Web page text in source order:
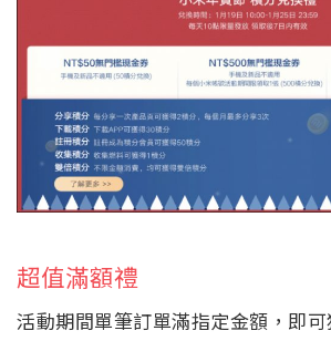
超值滿額禮
活動期間單筆訂單滿指定金額，即